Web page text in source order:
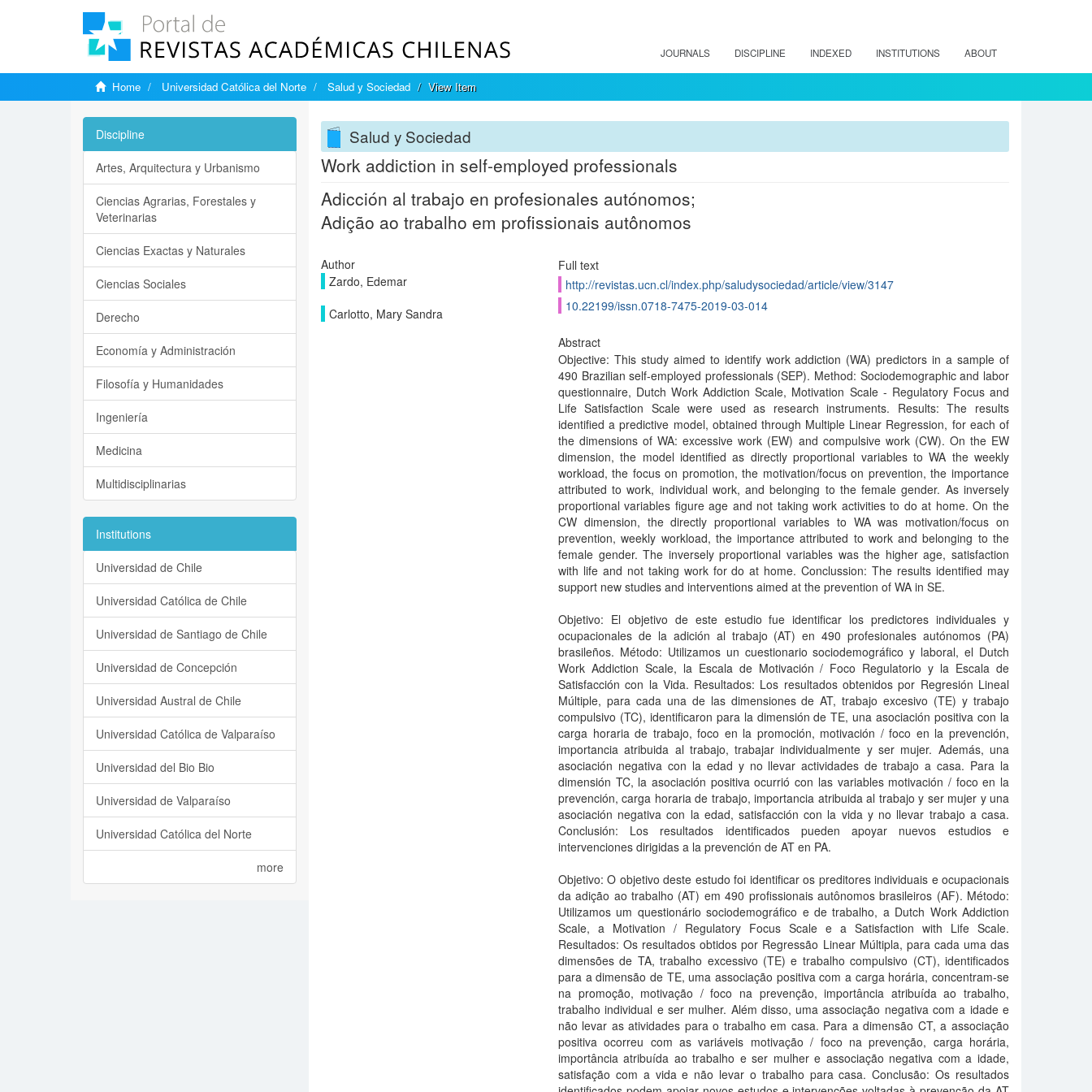
JOURNALS DISCIPLINE INDEXED INSTITUTIONS ABOUT
Home Universidad Católica del Norte Salud y Sociedad View Item
Salud y Sociedad
Work addiction in self-employed professionals
Adicción al trabajo en profesionales autónomos;
Adição ao trabalho em profissionais autônomos
Author
Zardo, Edemar
Carlotto, Mary Sandra
Full text
http://revistas.ucn.cl/index.php/saludysociedad/article/view/3147
10.22199/issn.0718-7475-2019-03-014
Abstract
Objective: This study aimed to identify work addiction (WA) predictors in a sample of
490 Brazilian self-employed professionals (SEP). Method: Sociodemographic and labor
questionnaire, Dutch Work Addiction Scale, Motivation Scale - Regulatory Focus and
Life Satisfaction Scale were used as research instruments. Results: The results
identified a predictive model, obtained through Multiple Linear Regression, for each of
the dimensions of WA: excessive work (EW) and compulsive work (CW). On the EW
dimension, the model identified as directly proportional variables to WA the weekly
workload, the focus on promotion, the motivation/focus on prevention, the importance
attributed to work, individual work, and belonging to the female gender. As inversely
proportional variables figure age and not taking work activities to do at home. On the
CW dimension, the directly proportional variables to WA was motivation/focus on
prevention, weekly workload, the importance attributed to work and belonging to the
female gender. The inversely proportional variables was the higher age, satisfaction
with life and not taking work for do at home. Conclussion: The results identified may
support new studies and interventions aimed at the prevention of WA in SE.
Objetivo: El objetivo de este estudio fue identificar los predictores individuales y
ocupacionales de la adición al trabajo (AT) en 490 profesionales autónomos (PA)
brasileños. Método: Utilizamos un cuestionario sociodemográfico y laboral, el Dutch
Work Addiction Scale, la Escala de Motivación / Foco Regulatorio y la Escala de
Satisfacción con la Vida. Resultados: Los resultados obtenidos por Regresión Lineal
Múltiple, para cada una de las dimensiones de AT, trabajo excesivo (TE) y trabajo
compulsivo (TC), identificaron para la dimensión de TE, una asociación positiva con la
carga horaria de trabajo, foco en la promoción, motivación / foco en la prevención,
importancia atribuida al trabajo, trabajar individualmente y ser mujer. Además, una
asociación negativa con la edad y no llevar actividades de trabajo a casa. Para la
dimensión TC, la asociación positiva ocurrió con las variables motivación / foco en la
prevención, carga horaria de trabajo, importancia atribuida al trabajo y ser mujer y una
asociación negativa con la edad, satisfacción con la vida y no llevar trabajo a casa.
Conclusión: Los resultados identificados pueden apoyar nuevos estudios e
intervenciones dirigidas a la prevención de AT en PA.
Objetivo: O objetivo deste estudo foi identificar os preditores individuais e ocupacionais
da adição ao trabalho (AT) em 490 profissionais autônomos brasileiros (AF). Método:
Utilizamos um questionário sociodemográfico e de trabalho, a Dutch Work Addiction
Scale, a Motivation / Regulatory Focus Scale e a Satisfaction with Life Scale.
Resultados: Os resultados obtidos por Regressão Linear Múltipla, para cada uma das
dimensões de TA, trabalho excessivo (TE) e trabalho compulsivo (CT), identificados
para a dimensão de TE, uma associação positiva com a carga horária, concentram-se
na promoção, motivação / foco na prevenção, importância atribuída ao trabalho,
trabalho individual e ser mulher. Além disso, uma associação negativa com a idade e
não levar as atividades para o trabalho em casa. Para a dimensão CT, a associação
positiva ocorreu com as variáveis motivação / foco na prevenção, carga horária,
importância atribuída ao trabalho e ser mulher e associação negativa com a idade,
satisfação com a vida e não levar o trabalho para casa. Conclusão: Os resultados
Discipline
Artes, Arquitectura y Urbanismo
Ciencias Agrarias, Forestales y
Veterinarias
Ciencias Exactas y Naturales
Ciencias Sociales
Derecho
Economía y Administración
Filosofía y Humanidades
Ingeniería
Medicina
Multidisciplinarias
Institutions
Universidad de Chile
Universidad Católica de Chile
Universidad de Santiago de Chile
Universidad de Concepción
Universidad Austral de Chile
Universidad Católica de Valparaíso
Universidad del Bio Bio
Universidad de Valparaíso
Universidad Católica del Norte
more